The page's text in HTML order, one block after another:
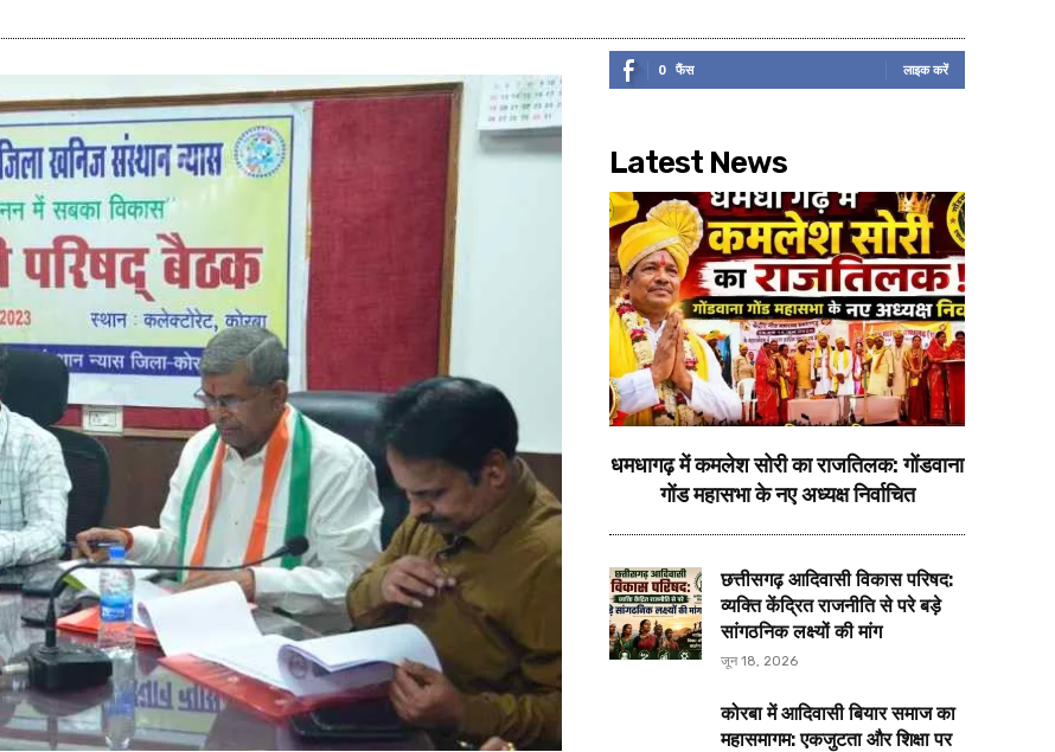
0 फैंस लाइक करें
Latest News
धमधागढ़ में कमलेश सोरी का राजतिलक: गोंडवाना
गोंड महासभा के नए अध्यक्ष निर्वाचित
छत्तीसगढ़ आदिवासी विकास परिषद:
व्यक्ति केंद्रित राजनीति से परे बड़े
सांगठनिक लक्ष्यों की मांग
जून 18, 2026
कोरबा में आदिवासी बियार समाज का
महासमागम: एकजुटता और शिक्षा पर